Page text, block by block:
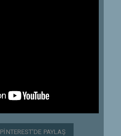
PINTEREST'DE PAYLAŞ